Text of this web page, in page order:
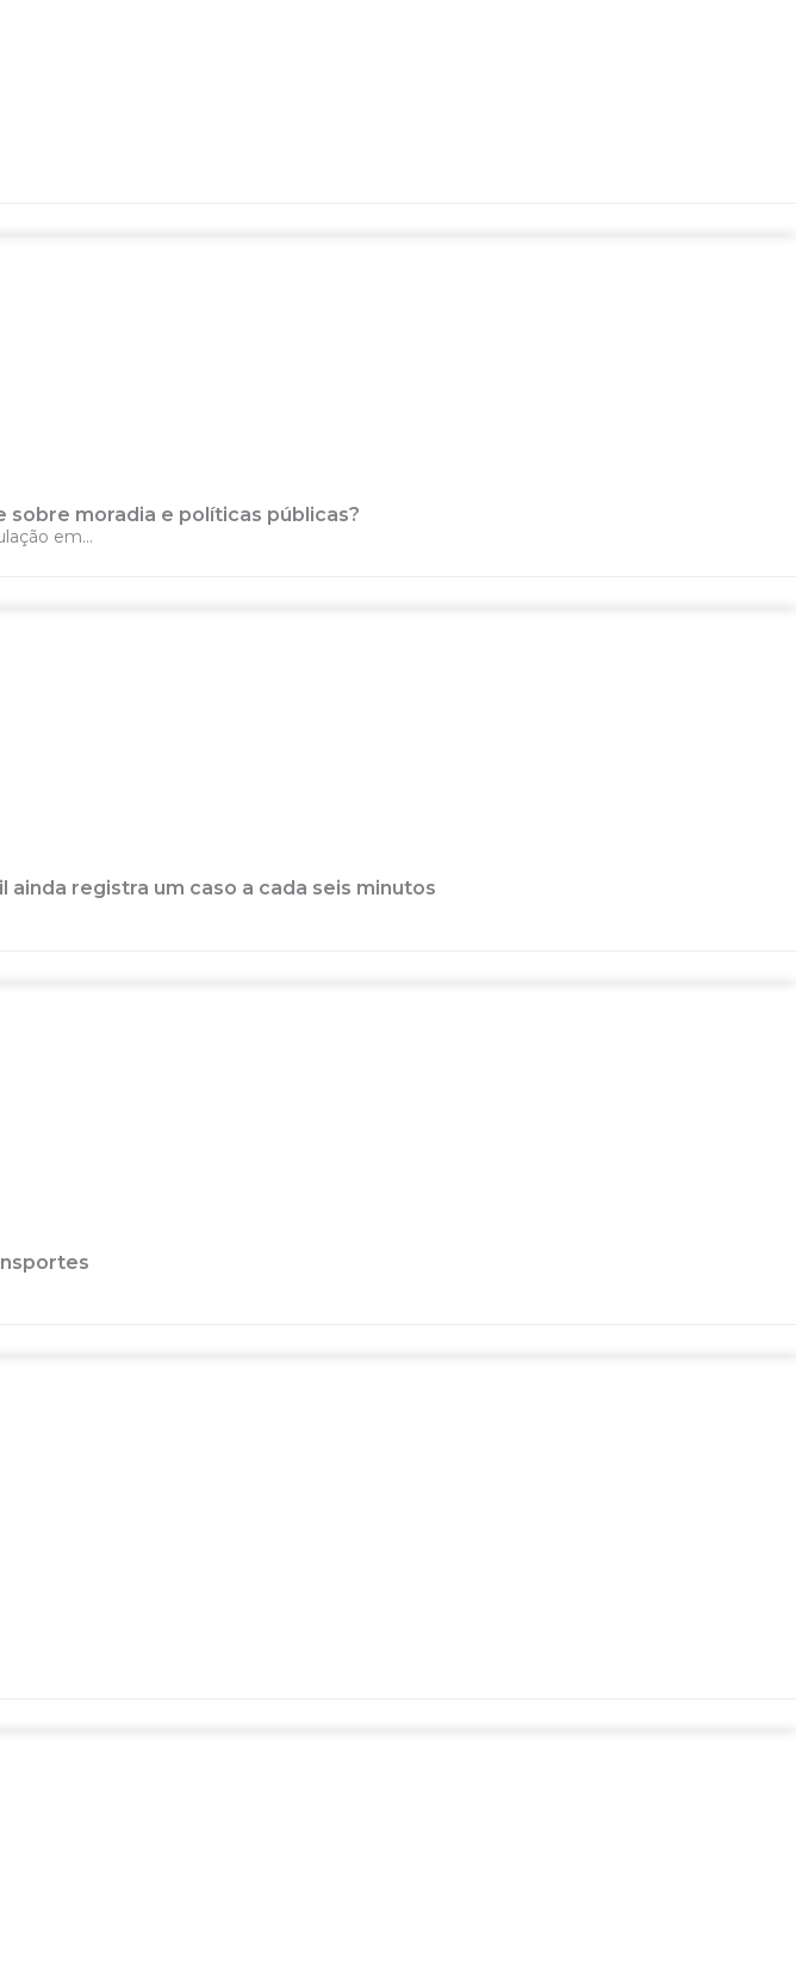
sobre moradia e políticas públicas?
em...
registra um caso a cada seis minutos